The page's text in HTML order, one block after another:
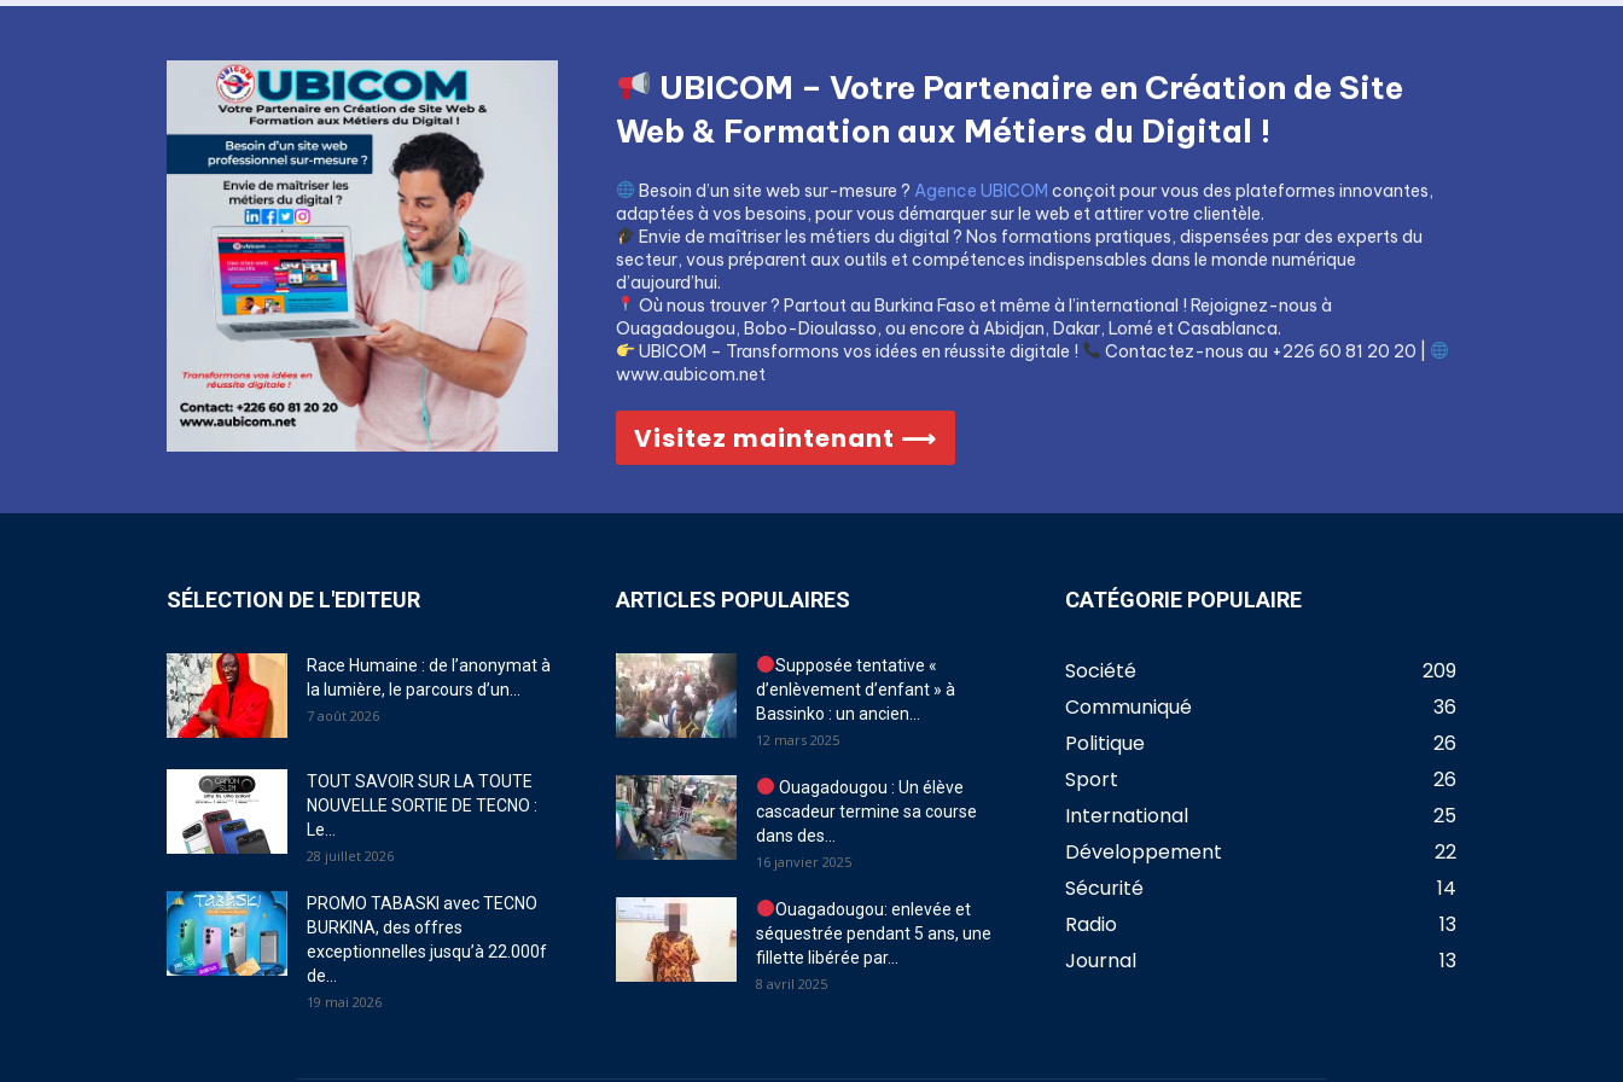
UBICOM – Votre Partenaire en Création de Site
Web & Formation aux Métiers du Digital !
Besoin d’un site web sur-mesure ? Agence UBICOM conçoit pour vous des plateformes innovantes,
adaptées à vos besoins, pour vous démarquer sur le web et attirer votre clientèle.
Envie de maîtriser les métiers du digital ? Nos formations pratiques, dispensées par des experts du
secteur, vous préparent aux outils et compétences indispensables dans le monde numérique
d’aujourd’hui.
Où nous trouver ? Partout au Burkina Faso et même à l’international ! Rejoignez-nous à
Ouagadougou, Bobo-Dioulasso, ou encore à Abidjan, Dakar, Lomé et Casablanca.
UBICOM – Transformons vos idées en réussite digitale !
Contactez-nous au +226 60 81 20 20 |
www.aubicom.net
Visitez maintenant ⟶
SÉLECTION DE L'EDITEUR
Race Humaine : de l’anonymat à
la lumière, le parcours d’un...
7 août 2026
TOUT SAVOIR SUR LA TOUTE
NOUVELLE SORTIE DE TECNO :
Le...
28 juillet 2026
PROMO TABASKI avec TECNO
BURKINA, des offres
exceptionnelles jusqu’à 22.000f
de...
19 mai 2026
ARTICLES POPULAIRES
Supposée tentative «
d’enlèvement d’enfant » à
Bassinko : un ancien...
12 mars 2025
Ouagadougou : Un élève
cascadeur termine sa course
dans des...
16 janvier 2025
Ouagadougou: enlevée et
séquestrée pendant 5 ans, une
fillette libérée par...
8 avril 2025
CATÉGORIE POPULAIRE
Société
209
Communiqué
36
Politique
26
Sport
26
International
25
Développement
22
Sécurité
14
Radio
13
Journal
13